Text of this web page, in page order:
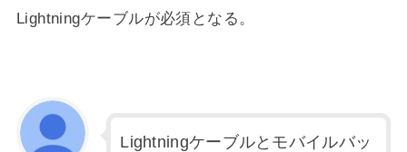
Lightningケーブルが必須となる。
Lightningケーブルとモバイルバッ